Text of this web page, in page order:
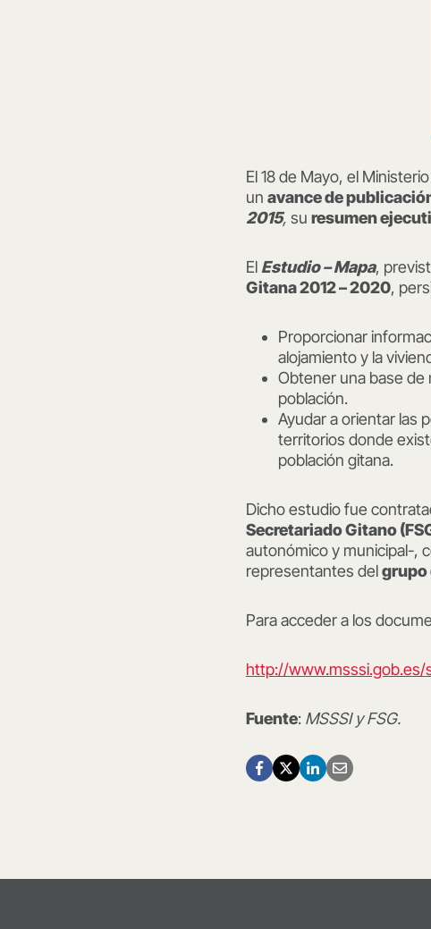
El 18 de Mayo, el
un avance de
2015, su resumen
El Estudio – Mapa,
Gitana 2012 – 2020,
Proporcionar
alojamiento y la
Obtener una base de
población.
Ayudar a orientar las
territorios donde
población gitana.
Dicho estudio fue
Secretariado Gitano
autonómico y municipal-,
representantes delgrupo
Para acceder a los
http://www.msssi.gob.es/
Fuente: MSSSI y FSG.